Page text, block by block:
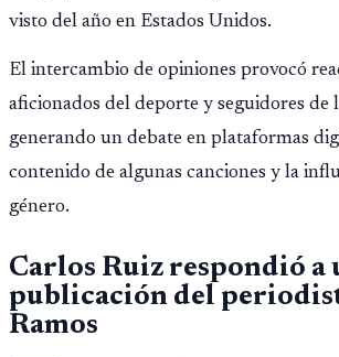
visto del año en Estados Unidos.
El intercambio de opiniones provocó
aficionados del deporte y seguidores de
generando un debate en plataformas
contenido de algunas canciones y la
género.
Carlos Ruiz respondió a
publicación del
Ramos